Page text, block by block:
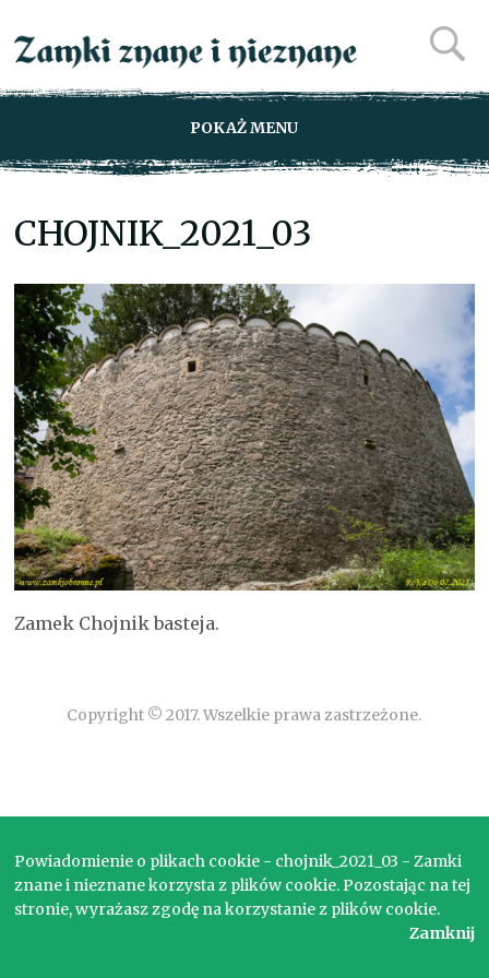
POKAŻ MENU
CHOJNIK_2021_03
Zamek Chojnik basteja.
Copyright © 2017. Wszelkie prawa zastrzeżone.
Powiadomienie o plikach cookie - chojnik_2021_03 - Zamki
znane i nieznane korzysta z plików cookie. Pozostając na tej
stronie, wyrażasz zgodę na korzystanie z plików cookie.
Zamknij